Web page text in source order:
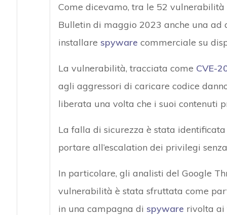
Come dicevamo, tra le 52 vulnerabilità
Bulletin di maggio 2023 anche una
installare spyware commerciale su
La vulnerabilità, tracciata come CVE-
agli aggressori di caricare codice
liberata una volta che i suoi contenuti
La falla di sicurezza è stata
portare all’escalation dei privilegi
In particolare, gli analisti del Google
vulnerabilità è stata sfruttata come
in una campagna di spyware rivolta ai